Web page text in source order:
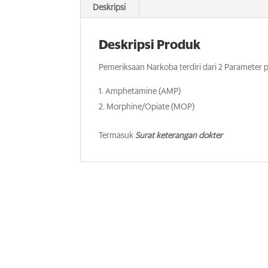
Deskripsi
Deskripsi Produk
Pemeriksaan Narkoba terdiri dari 2 Parameter
Amphetamine (AMP)
Morphine/Opiate (MOP)
Termasuk Surat keterangan dokter